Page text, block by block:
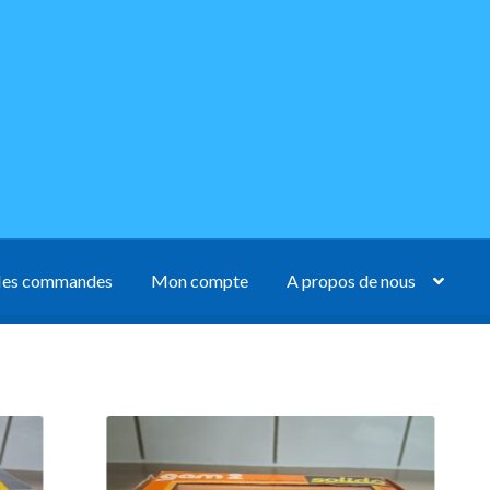
commandes Mon compte A propos de nous